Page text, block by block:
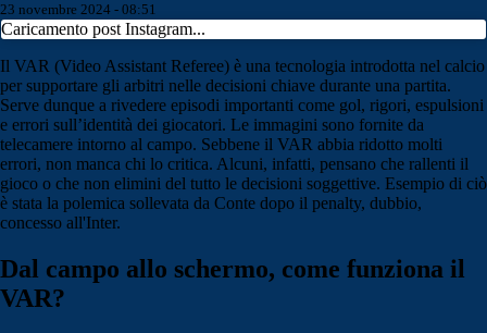
23 novembre 2024 - 08:51
Caricamento post Instagram...
Il VAR (Video Assistant Referee) è una tecnologia introdotta nel calcio
per supportare gli arbitri nelle decisioni chiave durante una partita.
Serve dunque a rivedere episodi importanti come gol, rigori, espulsioni
e errori sull’identità dei giocatori. Le immagini sono fornite da
telecamere intorno al campo. Sebbene il VAR abbia ridotto molti
errori, non manca chi lo critica. Alcuni, infatti, pensano che rallenti il
gioco o che non elimini del tutto le decisioni soggettive. Esempio di ciò
è stata la polemica sollevata da Conte dopo il penalty, dubbio,
concesso all'Inter.
Dal campo allo schermo, come funziona il
VAR?